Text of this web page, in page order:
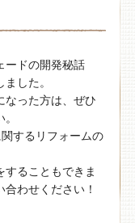
ードの開発秘話
した。
なった方は、ぜひ
するリフォームの
することもできま
わせください！